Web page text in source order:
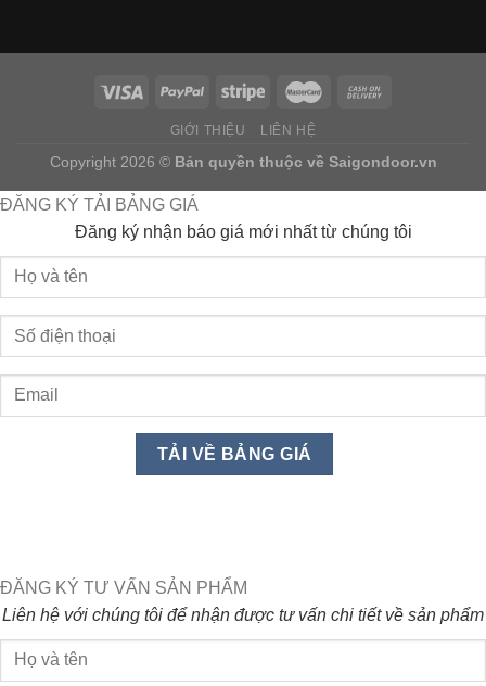
GIỚI THIỆU LIÊN HỆ
Copyright 2026 © Bản quyền thuộc về Saigondoor.vn
ĐĂNG KÝ TẢI BẢNG GIÁ
Đăng ký nhận báo giá mới nhất từ chúng tôi
ĐĂNG KÝ TƯ VẤN SẢN PHẨM
Liên hệ với chúng tôi để nhận được tư vấn chi tiết về sản phẩm